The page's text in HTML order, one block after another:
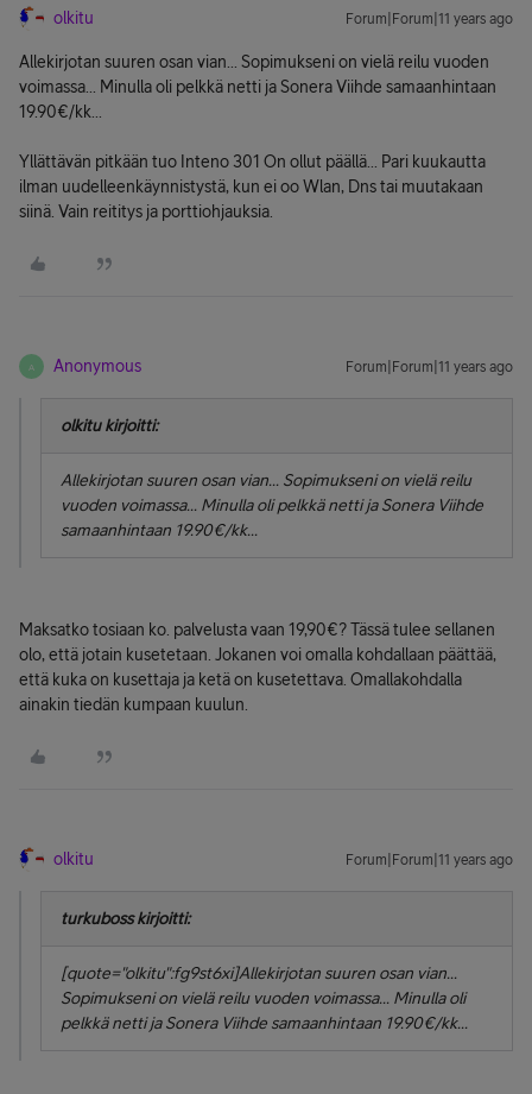
olkitu Forum|Forum|11 years ago
Allekirjotan suuren osan vian... Sopimukseni on vielä reilu vuoden
voimassa... Minulla oli pelkkä netti ja Sonera Viihde samaanhintaan
19.90€/kk...
Yllättävän pitkään tuo Inteno 301 On ollut päällä... Pari kuukautta
ilman uudelleenkäynnistystä, kun ei oo Wlan, Dns tai muutakaan
siinä. Vain reititys ja porttiohjauksia.
A Anonymous Forum|Forum|11 years ago
olkitu kirjoitti:
Allekirjotan suuren osan vian... Sopimukseni on vielä reilu
vuoden voimassa... Minulla oli pelkkä netti ja Sonera Viihde
samaanhintaan 19.90€/kk...
Maksatko tosiaan ko. palvelusta vaan 19,90€? Tässä tulee sellanen
olo, että jotain kusetetaan. Jokanen voi omalla kohdallaan päättää,
että kuka on kusettaja ja ketä on kusetettava. Omallakohdalla
ainakin tiedän kumpaan kuulun.
olkitu Forum|Forum|11 years ago
turkuboss kirjoitti:
[quote="olkitu":fg9st6xi]Allekirjotan suuren osan vian...
Sopimukseni on vielä reilu vuoden voimassa... Minulla oli
pelkkä netti ja Sonera Viihde samaanhintaan 19.90€/kk...